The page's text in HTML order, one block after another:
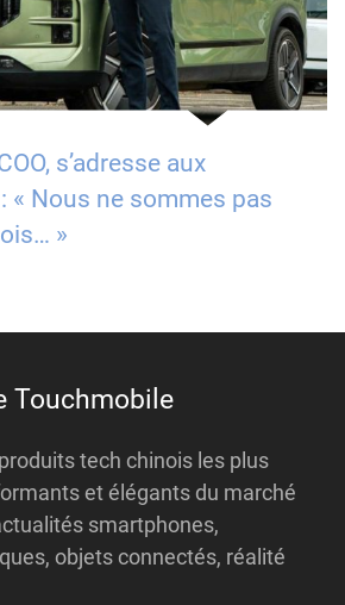
s’adresse aux
« Nous ne sommes pas
»
Touchmobile
tech chinois les plus
et élégants du marché
smartphones,
objets connectés, réalité